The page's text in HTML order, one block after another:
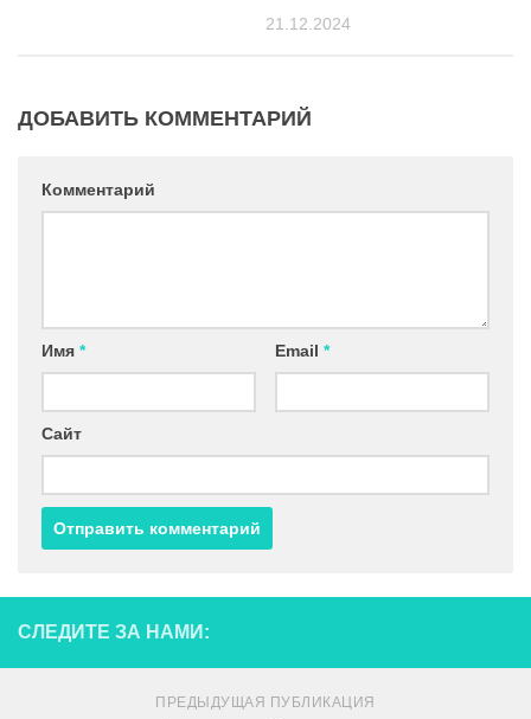
21.12.2024
ДОБАВИТЬ КОММЕНТАРИЙ
Комментарий
Имя * Email *
Сайт
СЛЕДИТЕ ЗА НАМИ:
ПРЕДЫДУЩАЯ ПУБЛИКАЦИЯ